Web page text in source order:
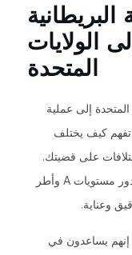
الولايات
المتحدة
إلى عملية
تفهم كيف يختلف
على قضيتك.
من هيكل البرامج في المملكة المتحدة إلى دور مستويات A وأطر
وعناية.
إنهم يساعدون في